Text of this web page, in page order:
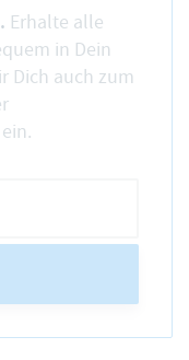
Erhalte alle
in Dein
Dich auch zum